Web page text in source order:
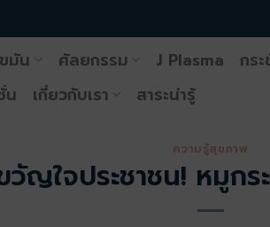
มัน ศัลยกรรม J Plasma กร
น เกี่ยวกับเรา สาระน่ารู้
ความรู้สุขภาพ
วัญใจประชาชน! หมูกร